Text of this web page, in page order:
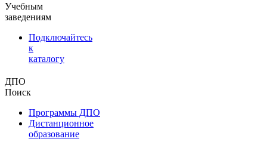
Учебным
заведениям
Подключайтесь
к
каталогу
ДПО
Поиск
Программы ДПО
Дистанционное
образование